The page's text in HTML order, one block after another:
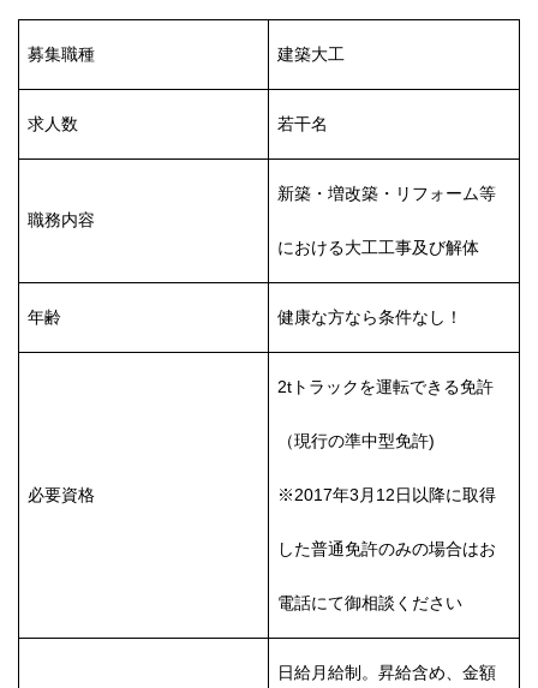
募集職種 建築大工
求人数 若干名
職務内容
新築・増改築・リフォーム等
における大工工事及び解体
年齢 健康な方なら条件なし！
必要資格
2tトラックを運転できる免許
（現行の準中型免許)
※2017年3月12日以降に取得
した普通免許のみの場合はお
電話にて御相談ください
日給月給制。昇給含め、金額